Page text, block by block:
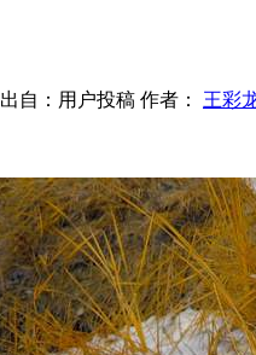
自：用户投稿 作者： 王彩